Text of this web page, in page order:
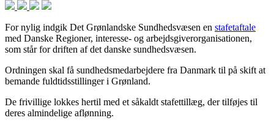
For nylig indgik Det Grønlandske Sundhedsvæsen en stafetaftale
med Danske Regioner, interesse- og arbejdsgiverorganisationen,
som står for driften af det danske sundhedsvæsen.
Ordningen skal få sundhedsmedarbejdere fra Danmark til på skift at
bemande fuldtidsstillinger i Grønland.
De frivillige lokkes hertil med et såkaldt stafettillæg, der tilføjes til
deres almindelige aflønning.